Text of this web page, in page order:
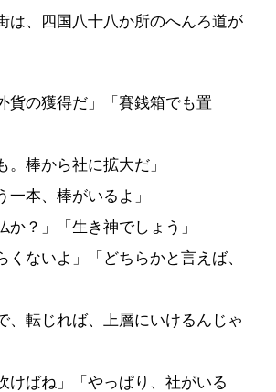
は、四国八十八か所のへんろ道が
貨の獲得だ」「賽銭箱でも置
。棒から社に拡大だ」
一本、棒がいるよ」
か？」「生き神でしょう」
くないよ」「どちらかと言えば、
、転じれば、上層にいけるんじゃ
けばね」「やっぱり、社がいる